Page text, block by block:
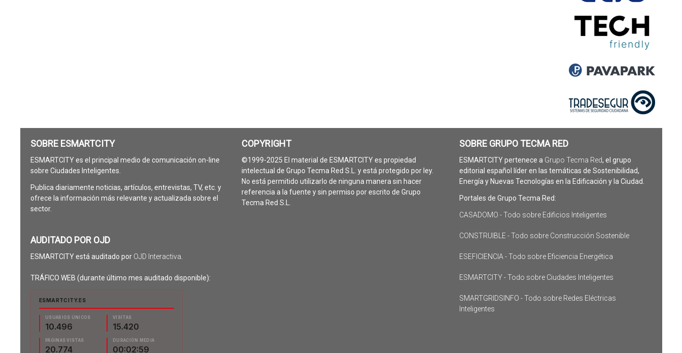
SOBRE ESMARTCITY
ESMARTCITY es el principal medio de comunicación on-line
sobre Ciudades Inteligentes.
Publica diariamente noticias, artículos, entrevistas, TV, etc. y
ofrece la información más relevante y actualizada sobre el
sector.
AUDITADO POR OJD
ESMARTCITY está auditado por OJD Interactiva
TRÁFICO WEB (durante último mes auditado disponible):
COPYRIGHT
©1999-2025 El material de ESMARTCITY es propiedad
intelectual de Grupo Tecma Red S.L. y está protegido por ley.
No está permitido utilizarlo de ninguna manera sin hacer
referencia a la fuente y sin permiso por escrito de Grupo
Tecma Red S.L.
SOBRE GRUPO TECMA RED
ESMARTCITY pertenece a Grupo Tecma Red, el grupo
editorial español líder en las temáticas de Sostenibilidad,
Energía y Nuevas Tecnologías en la Edificación y la Ciudad.
Portales de Grupo Tecma Red:
CASADOMO - Todo sobre Edificios Inteligentes
CONSTRUIBLE - Todo sobre Construcción Sostenible
ESEFICIENCIA - Todo sobre Eficiencia Energética
ESMARTCITY - Todo sobre Ciudades Inteligentes
SMARTGRIDSINFO - Todo sobre Redes Eléctricas
Inteligentes